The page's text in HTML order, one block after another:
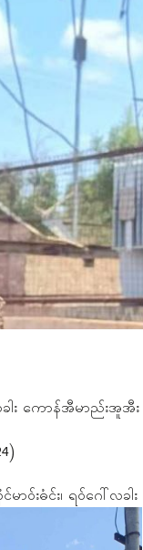
ါး ကောန်အီမာည်းအူအီး
းဓံင်း၊ ရဝ်ဂေါ်လခါ